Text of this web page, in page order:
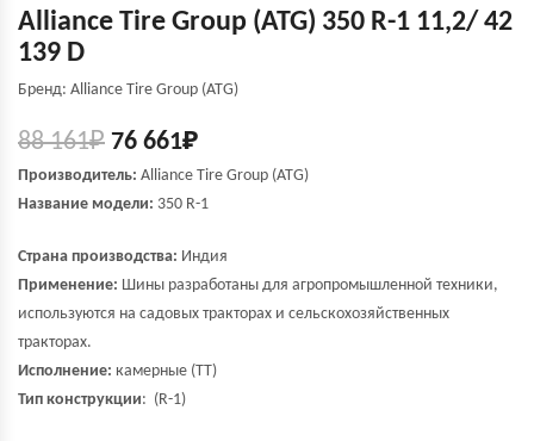
Alliance Tire Group (ATG) 350 R-1 11,2/ 42
139 D
Бренд: Alliance Tire Group (ATG)
88 161₽ 76 661₽
Производитель: Alliance Tire Group (ATG)
Название модели: 350 R-1
Страна производства: Индия
Применение: Шины разработаны для агропромышленной техники,
используются на садовых тракторах и сельскохозяйственных
тракторах.
Исполнение: камерные (TT)
Тип конструкции: (R-1)